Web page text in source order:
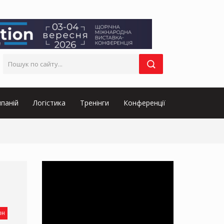
Логістика Тренінги Конференції